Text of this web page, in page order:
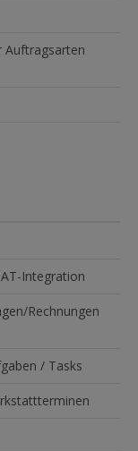
Auftragsarten
Integration
Rechnungen
/ Tasks